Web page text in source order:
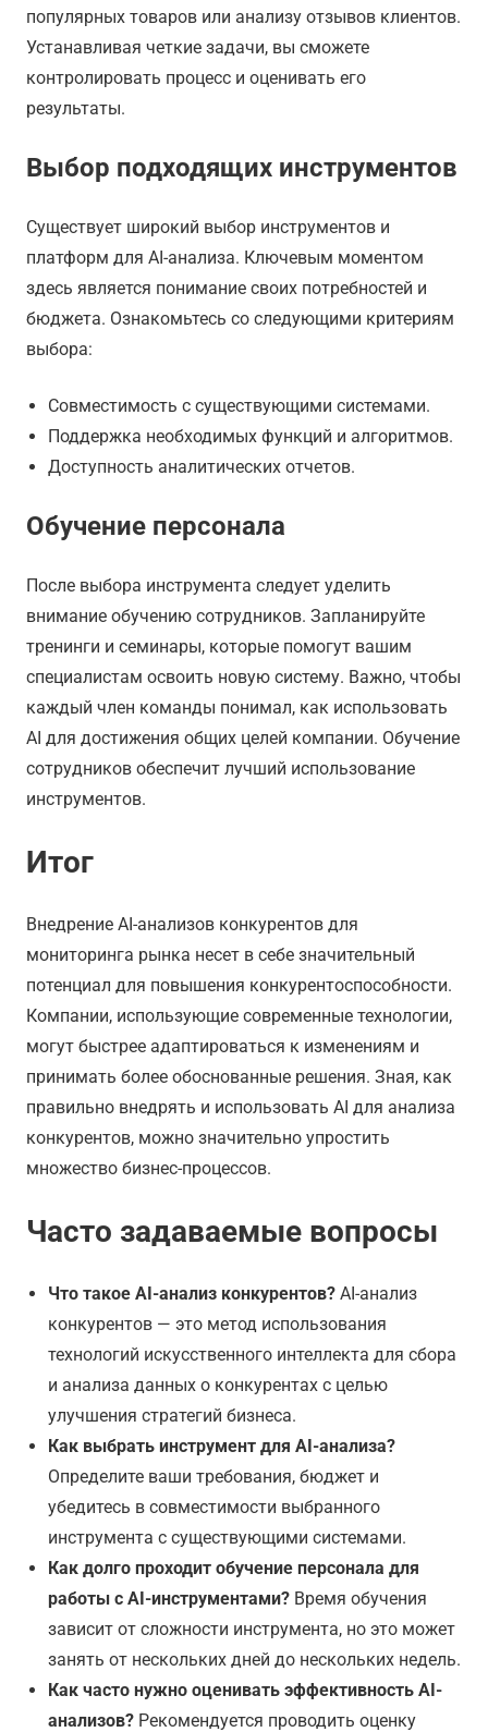
популярных товаров или анализу отзывов клиентов.
Устанавливая четкие задачи, вы сможете
контролировать процесс и оценивать его
результаты.
Выбор подходящих инструментов
Существует широкий выбор инструментов и
платформ для AI-анализа. Ключевым моментом
здесь является понимание своих потребностей и
бюджета. Ознакомьтесь со следующими критериям
выбора:
Совместимость с существующими системами.
Поддержка необходимых функций и алгоритмов.
Доступность аналитических отчетов.
Обучение персонала
После выбора инструмента следует уделить
внимание обучению сотрудников. Запланируйте
тренинги и семинары, которые помогут вашим
специалистам освоить новую систему. Важно, чтобы
каждый член команды понимал, как использовать
AI для достижения общих целей компании. Обучение
сотрудников обеспечит лучший использование
инструментов.
Итог
Внедрение AI-анализов конкурентов для
мониторинга рынка несет в себе значительный
потенциал для повышения конкурентоспособности.
Компании, использующие современные технологии,
могут быстрее адаптироваться к изменениям и
принимать более обоснованные решения. Зная, как
правильно внедрять и использовать AI для анализа
конкурентов, можно значительно упростить
множество бизнес-процессов.
Часто задаваемые вопросы
Что такое AI-анализ конкурентов? AI-анализ
конкурентов — это метод использования
технологий искусственного интеллекта для сбора
и анализа данных о конкурентах с целью
улучшения стратегий бизнеса.
Как выбрать инструмент для AI-анализа?
Определите ваши требования, бюджет и
убедитесь в совместимости выбранного
инструмента с существующими системами.
Как долго проходит обучение персонала для
работы с AI-инструментами? Время обучения
зависит от сложности инструмента, но это может
занять от нескольких дней до нескольких недель.
Как часто нужно оценивать эффективность AI-
анализов? Рекомендуется проводить оценку